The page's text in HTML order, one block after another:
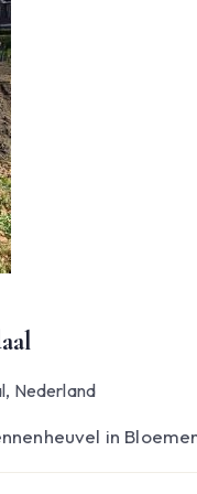
Nederland
in